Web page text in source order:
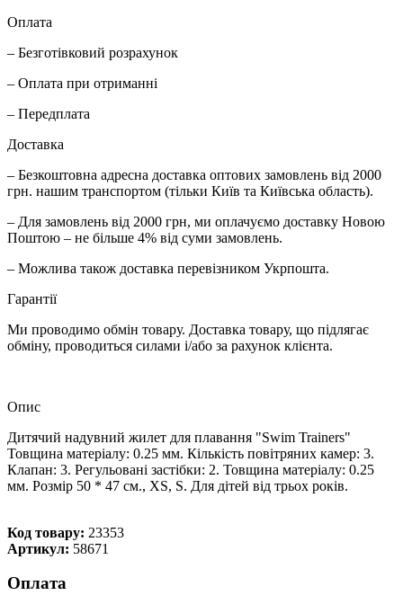
Оплата
– Безготівковий розрахунок
– Оплата при отриманні
– Передплата
Доставка
– Безкоштовна адресна доставка оптових замовлень від 2000
грн. нашим транспортом (тільки Київ та Київська область).
– Для замовлень від 2000 грн, ми оплачуємо доставку Новою
Поштою – не більше 4% від суми замовлень.
– Можлива також доставка перевізником Укрпошта.
Гарантії
Ми проводимо обмін товару. Доставка товару, що підлягає
обміну, проводиться силами і/або за рахунок клієнта.
Опис
Дитячий надувний жилет для плавання "Swim Trainers"
Товщина матеріалу: 0.25 мм. Кількість повітряних камер: 3.
Клапан: 3. Регульовані застібки: 2. Товщина матеріалу: 0.25
мм. Розмір 50 * 47 см., XS, S. Для дітей від трьох років.
Код товару: 23353
Артикул: 58671
Оплата